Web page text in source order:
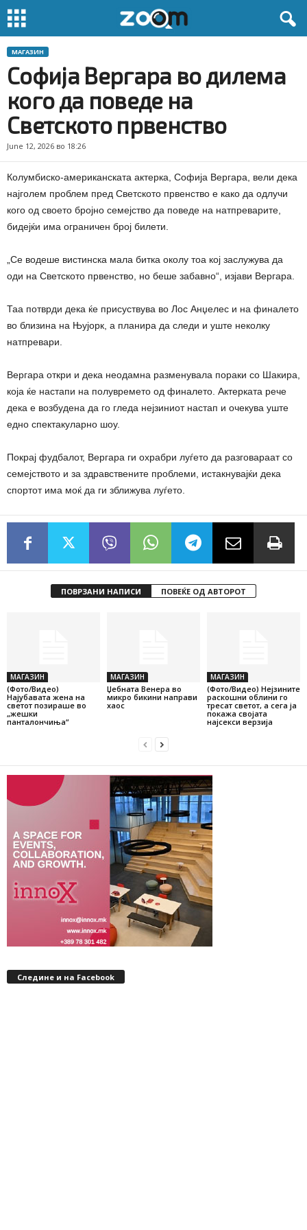
МАГАЗИН
Софија Вергара во дилема
кого да поведе на
Светското првенство
June 12, 2026 во 18:26
Колумбиско-американската актерка, Софија Вергара, вели дека
најголем проблем пред Светското првенство е како да одлучи
кого од своето бројно семејство да поведе на натпреварите,
бидејќи има ограничен број билети.
„Се водеше вистинска мала битка околу тоа кој заслужува да
оди на Светското првенство, но беше забавно“, изјави Вергара.
Таа потврди дека ќе присуствува во Лос Анџелес и на финалето
во близина на Њујорк, а планира да следи и уште неколку
натпревари.
Вергара откри и дека неодамна разменувала пораки со Шакира,
која ќе настапи на полувремето од финалето. Актерката рече
дека е возбудена да го гледа нејзиниот настап и очекува уште
едно спектакуларно шоу.
Покрај фудбалот, Вергара ги охрабри луѓето да разговараат со
семејството и за здравствените проблеми, истакнувајќи дека
спортот има моќ да ги зближува луѓето.
ПОВРЗАНИ НАПИСИ ПОВЕЌЕ ОД АВТОРОТ
МАГАЗИН
(Фото/Видео)
Најубавата жена на
светот позираше во
„жешки
панталончиња“
МАГАЗИН
Џебната Венера во
микро бикини направи
хаос
МАГАЗИН
(Фото/Видео) Нејзините
раскошни облини го
тресат светот, а сега ја
покажа својата
најсекси верзија
Следине и на Facebook